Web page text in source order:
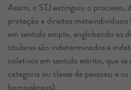
Assim, o STJ extinguiu o processo,
proteção a direitos
em sentido amplo, englobando os
titulares são indeterminados e
coletivos em sentido estrito, que
categoria ou classe de pessoas; e
homogêneos).